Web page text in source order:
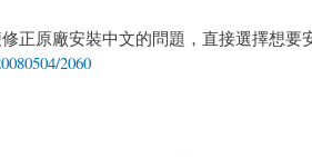
正原廠安裝中文的問題，直接選擇想
2060